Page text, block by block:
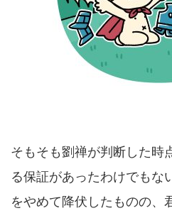
そもそも劉禅が判断した時
る保証があったわけでもな
をやめて降伏したものの、